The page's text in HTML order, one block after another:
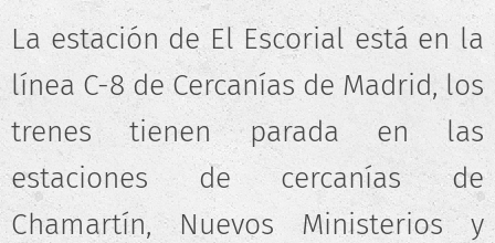
La estación de El Escorial está en la
línea C-8 de Cercanías de Madrid, los
trenes tienen parada en las
estaciones de cercanías de
Chamartín, Nuevos Ministerios y